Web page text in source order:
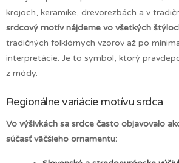
krojoch, keramike, drevorezbách a v
srdcový motív nájdeme vo všetkých
tradičných folklórnych vzorov až po
interpretácie. Je to symbol, ktorý
z módy.
Regionálne variácie motívu srdca
Vo výšivkách sa srdce často objavovalo
súčasť väčšieho ornamentu: